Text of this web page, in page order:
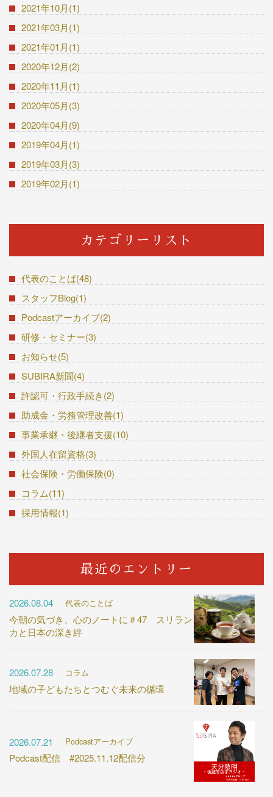
2021年10月(1)
2021年03月(1)
2021年01月(1)
2020年12月(2)
2020年11月(1)
2020年05月(3)
2020年04月(9)
2019年04月(1)
2019年03月(3)
2019年02月(1)
カテゴリーリスト
代表のことば(48)
スタッフBlog(1)
Podcastアーカイブ(2)
研修・セミナー(3)
お知らせ(5)
SUBIRA新聞(4)
許認可・行政手続き(2)
助成金・労務管理改善(1)
事業承継・後継者支援(10)
外国人在留資格(3)
社会保険・労働保険(0)
コラム(11)
採用情報(1)
最近のエントリー
2026.08.04 代表のことば
今朝の気づき、心のノートに＃47 スリラン
カと日本の深き絆
2026.07.28 コラム
地域の子どもたちとつむぐ未来の循環
2026.07.21 Podcastアーカイブ
Podcast配信 #2025.11.12配信分